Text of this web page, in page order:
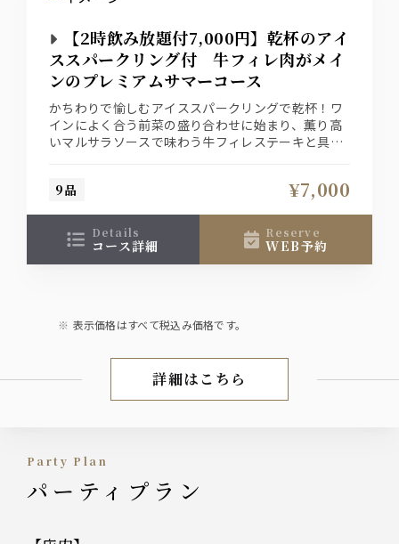
【2時飲み放題付7,000円】乾杯のアイ
ススパークリング付 牛フィレ肉がメイ
ンのプレミアムサマーコース
かちわりで愉しむアイススパークリングで乾杯！ワ
インによく合う前菜の盛り合わせに始まり、薫り高
いマルサラソースで味わう牛フィレステーキと具材
ご用意！ビラビアンキで是非愉しい時間をお過ごし
9品 ¥7,000
details
コース詳細
reserve
WEB予約
表示価格はすべて税込み価格です。
プレミアムコース
詳細はこちら
Party Plan
パーティプラン